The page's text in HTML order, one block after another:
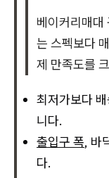
베이커리매대
는 스펙보다
제 만족도를
최저가보다
니다.
출입구 폭, 바
다.